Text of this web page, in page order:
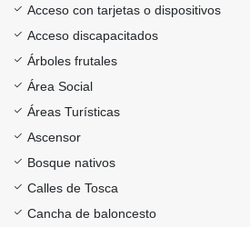
Acceso con tarjetas o dispositivos
Acceso discapacitados
Árboles frutales
Área Social
Áreas Turísticas
Ascensor
Bosque nativos
Calles de Tosca
Cancha de baloncesto